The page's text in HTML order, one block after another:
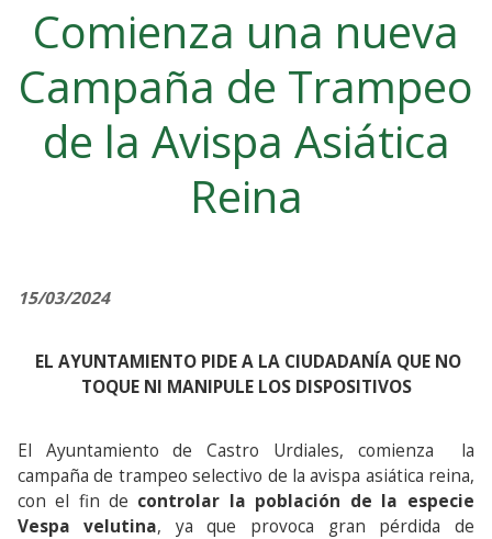
Comienza una nueva
Campaña de Trampeo
de la Avispa Asiática
Reina
15/03/2024
EL AYUNTAMIENTO PIDE A LA CIUDADANÍA QUE NO
TOQUE NI MANIPULE LOS DISPOSITIVOS
El Ayuntamiento de Castro Urdiales, comienza la
campaña de trampeo selectivo de la avispa asiática reina,
con el fin de controlar la población de la especie
Vespa velutina, ya que provoca gran pérdida de